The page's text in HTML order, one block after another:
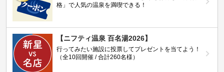
格」で人気の温泉を満喫できる！
【ニフティ温泉 百名湯2026】
行ってみたい施設に投票してプレゼントを当てよう！
（全10回開催 / 合計260名様）